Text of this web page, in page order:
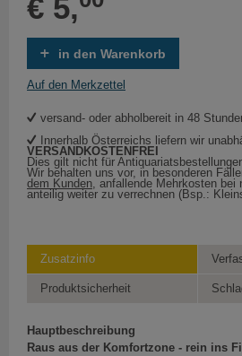
€ 5,
in den Warenkorb
Auf den Merkzettel
versand- oder abholbereit in 48
Innerhalb Österreichs liefern wir
VERSANDKOSTENFREI
Dies gilt nicht für
Wir behalten uns vor, in besonderen
dem Kunden, anfallende Mehrkosten bei
anteilig weiter zu verrechnen (Bsp.:
Zusatzinfo
Produktsicherheit
Hauptbeschreibung
Raus aus der Komfortzone - rein ins